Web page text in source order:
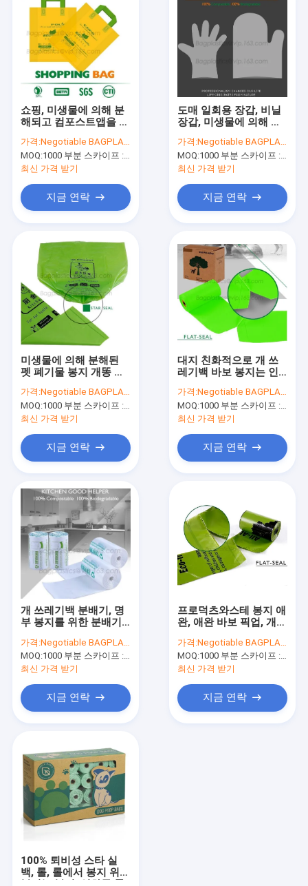
제품
우리에 대하여
공장 여행
인용문을 요구하세요
생분해 가능한 가방
생분해 가능한 슬라이드 지프백
생분해 가능한 화장품 봉지
생물 분해 가능한 메일 봉지
미생물에 의해 분해된 쇼핑 가방
미생물에 의해 분해된 빨래 자루
콤포스트 할 수 있는 옥수수 매료 봉지
친환경 식탁용품 저녁용품
산업용 포장품
정원 용품 용품
재사용 가능한 지속 가능한 가방
자동차용 소모품
쇼핑, 미생물에 의해 분
해되고 컴포스트앱을 위
물에 의해 분해된 Eco
우호적 옥수수 전분 퇴
비성 플라스틱 백
가격:Negotiable BAGPLASTICS@YAHOO.COM
MOQ:1000 부분 스카이프 : 마이데아르닐
최신 가격 받기
지금 연락
도매 일회용 장갑, 비닐
장갑, 미생물에 의해 분
러브, 전기 글러브, 옥수
수 전분 글러브
가격:Negotiable BAGPLASTICS@YAHOO.COM
MOQ:1000 부분 스카이프 : 마이데아르닐
최신 가격 받기
지금 연락
미생물에 의해 분해된
펫 폐기물 봉지 개똥 봉
질 생 분해성 플라스틱
개똥 펫 폐기물 봉지
가격:Negotiable BAGPLASTICS@YAHOO.COM
MOQ:1000 부분 스카이프 : 마이데아르닐
최신 가격 받기
지금 연락
대지 친화적으로 개 쓰
레기백 바보 봉지는 인
해 분해된 애완 개똥 봉
지를 맞추어줍니다
가격:Negotiable BAGPLASTICS@YAHOO.COM
MOQ:1000 부분 스카이프 : 마이데아르닐
최신 가격 받기
지금 연락
개 쓰레기백 분배기, 명
부 봉지를 위한 분배기,
미생물에 의해 분해된
개 파상나무결과 개똥
봉지
가격:Negotiable BAGPLASTICS@YAHOO.COM
MOQ:1000 부분 스카이프 : 마이데아르닐
최신 가격 받기
지금 연락
프로덕츠와스테 봉지 애
완, 애완 바보 픽업, 개를
에 의해 분해된 PE 개똥
펫 폐기물 봉지
가격:Negotiable BAGPLASTICS@YAHOO.COM
MOQ:1000 부분 스카이프 : 마이데아르닐
최신 가격 받기
지금 연락
100% 퇴비성 스타 실
백, 롤, 롤에서 봉지 위의